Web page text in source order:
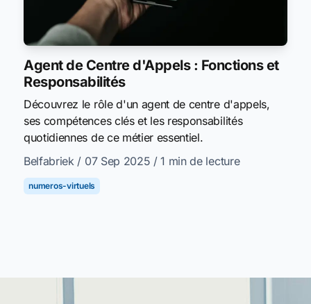
Agent de Centre d'Appels : Fonctions et
Responsabilités
Découvrez le rôle d'un agent de centre d'appels,
ses compétences clés et les responsabilités
quotidiennes de ce métier essentiel.
Belfabriek / 07 Sep 2025 / 1 min de lecture
numeros-virtuels